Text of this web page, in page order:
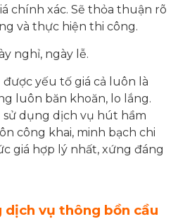
chính xác. Sẽ thỏa thuận rõ
và thực hiện thi công.
nghỉ, ngày lễ.
yếu tố giá cả luôn là
luôn băn khoăn, lo lắng.
dụng dịch vụ hút hầm
công khai, minh bạch chi
giá hợp lý nhất, xứng đáng
dịch vụ thông bồn cầu